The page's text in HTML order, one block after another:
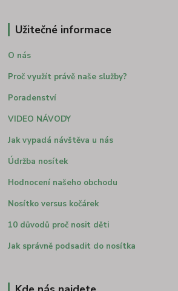
Užitečné informace
O nás
Proč využít právě naše služby?
Poradenství
VIDEO NÁVODY
Jak vypadá návštěva u nás
Údržba nosítek
Hodnocení našeho obchodu
Nosítko versus kočárek
10 důvodů proč nosit děti
Jak správně podsadit do nosítka